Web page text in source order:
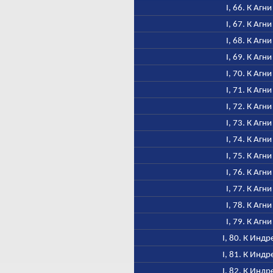
I, 66. К Агни
I, 67. К Агни
I, 68. К Агни
I, 69. К Агни
I, 70. К Агни
I, 71. К Агни
I, 72. К Агни
I, 73. К Агни
I, 74. К Агни
I, 75. К Агни
I, 76. К Агни
I, 77. К Агни
I, 78. К Агни
I, 79. К Агни
I, 80. К
I, 81. К
I, 82. К